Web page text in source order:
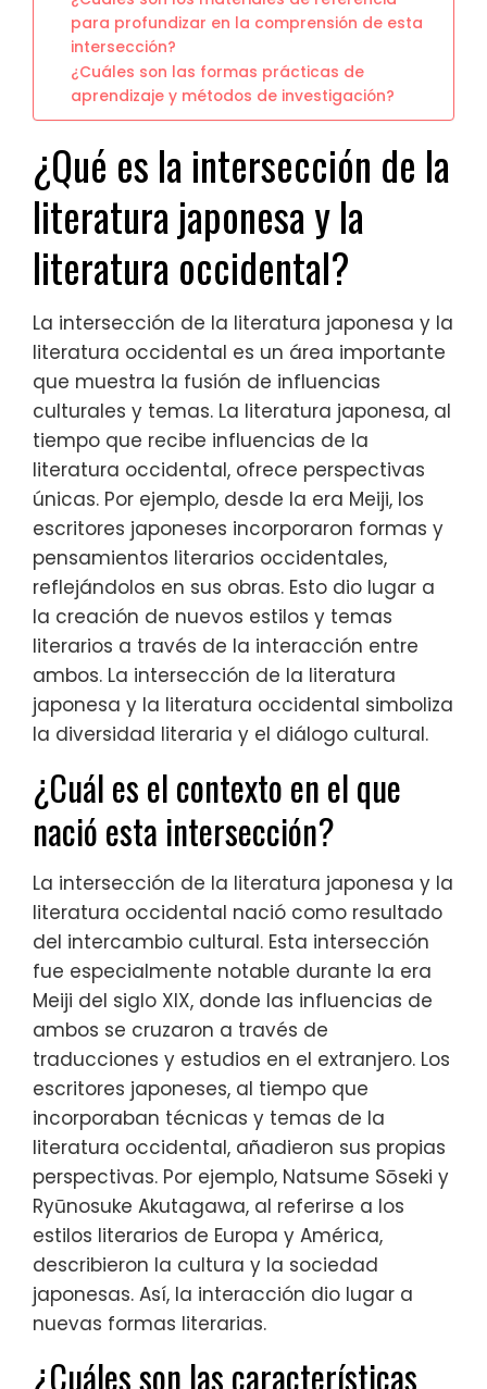
para profundizar en la comprensión de esta
intersección?
¿Cuáles son las formas prácticas de
aprendizaje y métodos de investigación?
¿Qué es la intersección de la
literatura japonesa y la
literatura occidental?
La intersección de la literatura japonesa y la
literatura occidental es un área importante
que muestra la fusión de influencias
culturales y temas. La literatura japonesa, al
tiempo que recibe influencias de la
literatura occidental, ofrece perspectivas
únicas. Por ejemplo, desde la era Meiji, los
escritores japoneses incorporaron formas y
pensamientos literarios occidentales,
reflejándolos en sus obras. Esto dio lugar a
la creación de nuevos estilos y temas
literarios a través de la interacción entre
ambos. La intersección de la literatura
japonesa y la literatura occidental simboliza
la diversidad literaria y el diálogo cultural.
¿Cuál es el contexto en el que
nació esta intersección?
La intersección de la literatura japonesa y la
literatura occidental nació como resultado
del intercambio cultural. Esta intersección
fue especialmente notable durante la era
Meiji del siglo XIX, donde las influencias de
ambos se cruzaron a través de
traducciones y estudios en el extranjero. Los
escritores japoneses, al tiempo que
incorporaban técnicas y temas de la
literatura occidental, añadieron sus propias
perspectivas. Por ejemplo, Natsume Sōseki y
Ryūnosuke Akutagawa, al referirse a los
estilos literarios de Europa y América,
describieron la cultura y la sociedad
japonesas. Así, la interacción dio lugar a
nuevas formas literarias.
¿Cuáles son las características